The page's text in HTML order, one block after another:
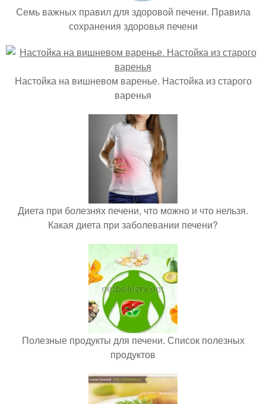
Семь важных правил для здоровой печени. Правила
сохранения здоровья печени
Настойка на вишневом варенье. Настойка из старого
варенья
Диета при болезнях печени, что можно и что нельзя.
Какая диета при заболевании печени?
Полезные продукты для печени. Список полезных
продуктов